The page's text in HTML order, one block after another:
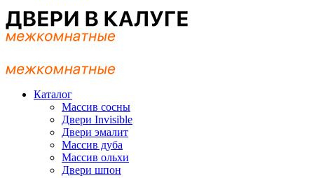
Каталог
Массив сосны
Двери Invisible
Двери эмалит
Массив дуба
Массив ольхи
Двери шпон